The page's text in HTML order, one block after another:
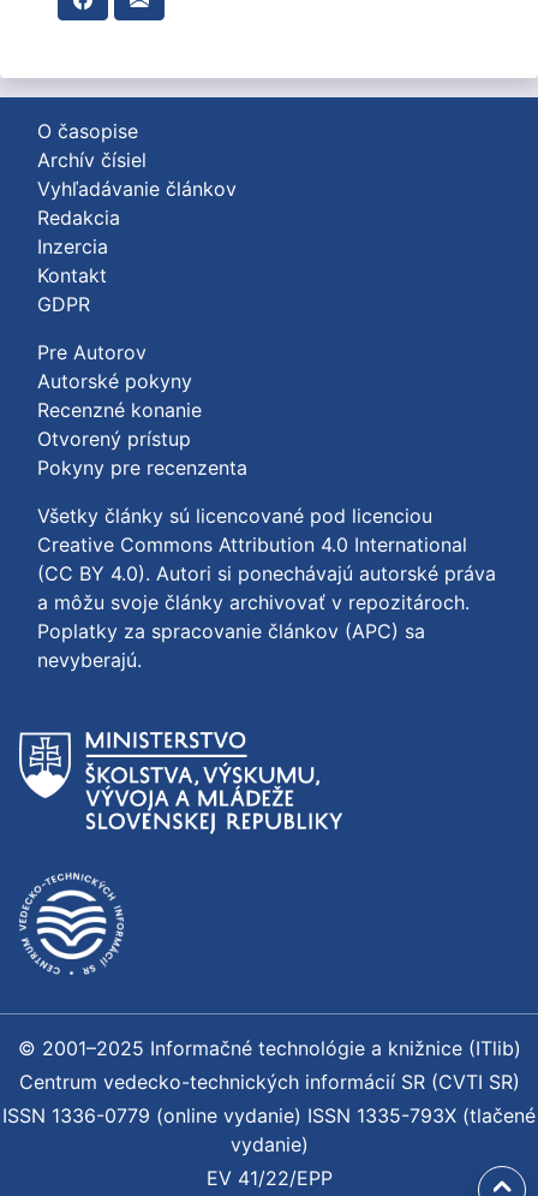
O časopise
Archív čísiel
Vyhľadávanie článkov
Redakcia
Inzercia
Kontakt
GDPR
Pre Autorov
Autorské pokyny
Recenzné konanie
Otvorený prístup
Pokyny pre recenzenta
Všetky články sú licencované pod licenciou
Creative Commons Attribution 4.0 International
(CC BY 4.0). Autori si ponechávajú autorské práva
a môžu svoje články archivovať v repozitároch.
Poplatky za spracovanie článkov (APC) sa
nevyberajú.
© 2001–2025 Informačné technológie a knižnice (ITlib)
Centrum vedecko-technických informácií SR (CVTI SR)
ISSN 1336-0779 (online vydanie) ISSN 1335-793X (tlačené
vydanie)
EV 41/22/EPP